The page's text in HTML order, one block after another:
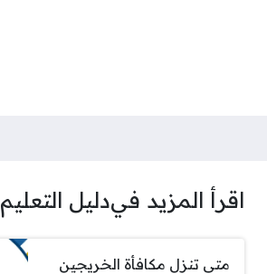
اقرأ المزيد فيدليل التعليم
متى تنزل مكافأة الخريجين